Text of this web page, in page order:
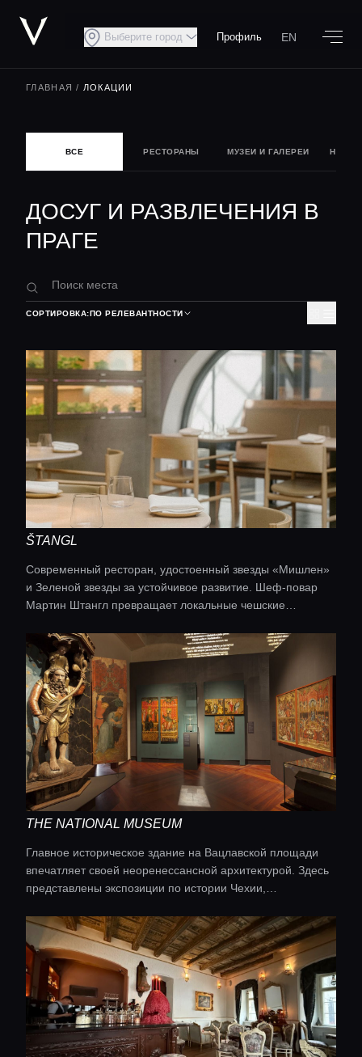
Выберите город Профиль EN
ГЛАВНАЯ / ЛОКАЦИИ
ВСЕ РЕСТОРАНЫ МУЗЕИ И ГАЛЕРЕИ
ДОСУГ И РАЗВЛЕЧЕНИЯ В
ПРАГЕ
СОРТИРОВКА:ПО РЕЛЕВАНТНОСТИ
ŠTANGL
Современный ресторан, удостоенный звезды «Мишлен»
и Зеленой звезды за устойчивое развитие. Шеф-повар
Мартин Штангл превращает локальные чешские
гидропонной ферме — в изящные дегустационные сеты
из трех или пяти блюд. Открытая кухня, просторный лофт
и акцент на ферментации создают атмосферу
расслабленного фин-дайнинга, где каждое блюдо
рассказывает историю о природе и сезоне.
THE NATIONAL MUSEUM
Главное историческое здание на Вацлавской площади
впечатляет своей неоренессансной архитектурой. Здесь
представлены экспозиции по истории Чехии,